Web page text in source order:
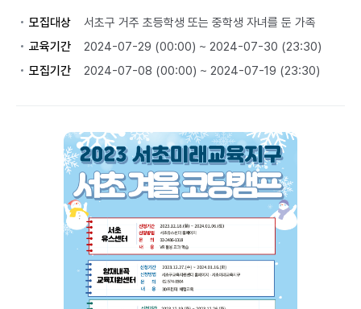
모집대상
서초구 거주 초등학생 또는 중학생 자녀를 둔 가족
교육기간
2024-07-29 (00:00) ~ 2024-07-30 (23:30)
모집기간
2024-07-08 (00:00) ~ 2024-07-19 (23:30)